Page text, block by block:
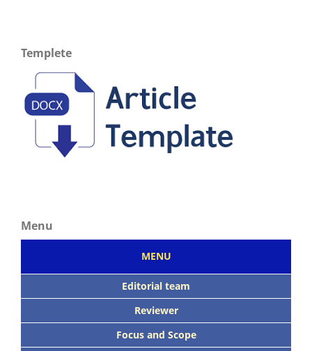
Templete
Menu
MENU
Editorial team
Reviewer
Focus and Scope